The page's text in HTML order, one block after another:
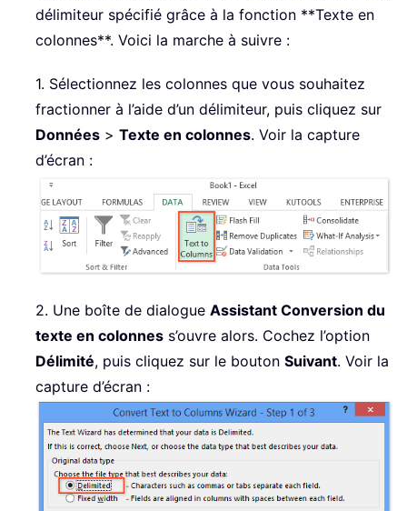
délimiteur spécifié grâce à la fonction **Texte en
colonnes**. Voici la marche à suivre :
1. Sélectionnez les colonnes que vous souhaitez
fractionner à l’aide d’un délimiteur, puis cliquez sur
Données > Texte en colonnes. Voir la capture
d’écran :
2. Une boîte de dialogue Assistant Conversion du
texte en colonnes s’ouvre alors. Cochez l’option
Délimité, puis cliquez sur le bouton Suivant. Voir la
capture d’écran :